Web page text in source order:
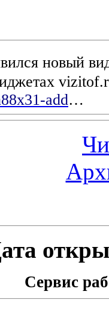
новый
add…
Сервис